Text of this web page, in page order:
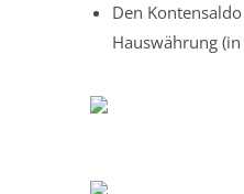
Den
Hauswährung